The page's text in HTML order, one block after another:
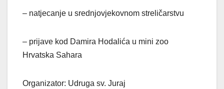
– natjecanje u srednjovjekovnom streličarstvu
– prijave kod Damira Hodalića u mini zoo
Hrvatska Sahara
Organizator: Udruga sv. Juraj